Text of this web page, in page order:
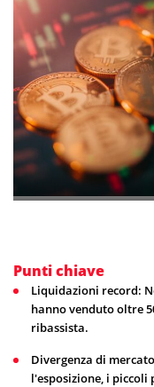
Punti chiave
Liquidazioni record:
hanno venduto oltre
ribassista.
Divergenza di
l'esposizione, i